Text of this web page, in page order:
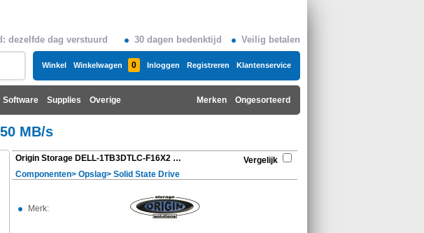
dezelfde dag verstuurd 30 dagen bedenktijd Veilig betalen
Winkel Winkelwagen 0 Inloggen Registreren Klantenservice
Software Supplies Overige Ongesorteerd
Merken
MB/s
Origin Storage DELL-1TB3DTLC-F16X2 550 MB/s
Vergelijk
Componenten> Opslag> Solid State Drive
Merk: